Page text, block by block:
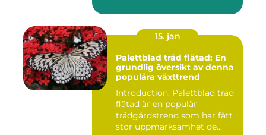
15. jan
Palettblad träd flätad: En
grundlig översikt av denna
populära växttrend
Introduction: Palettblad träd
flätad är en populär
trädgårdstrend som har fått
stor uppmärksamhet de...